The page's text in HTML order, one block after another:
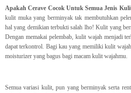
Apakah Cerave Cocok Untuk Semua Jenis
kulit muka yang berminyak tak membutuhkan
hal yang demikian terbukti salah lho! Kulit yang
Dengan memakai pelembab, kulit wajah menjadi
dapat terkontrol. Bagi kau yang memiliki kulit
moisturizer yang bagus bagi macam kulit wajahmu.
Semua variasi kulit, pun yang berminyak serta